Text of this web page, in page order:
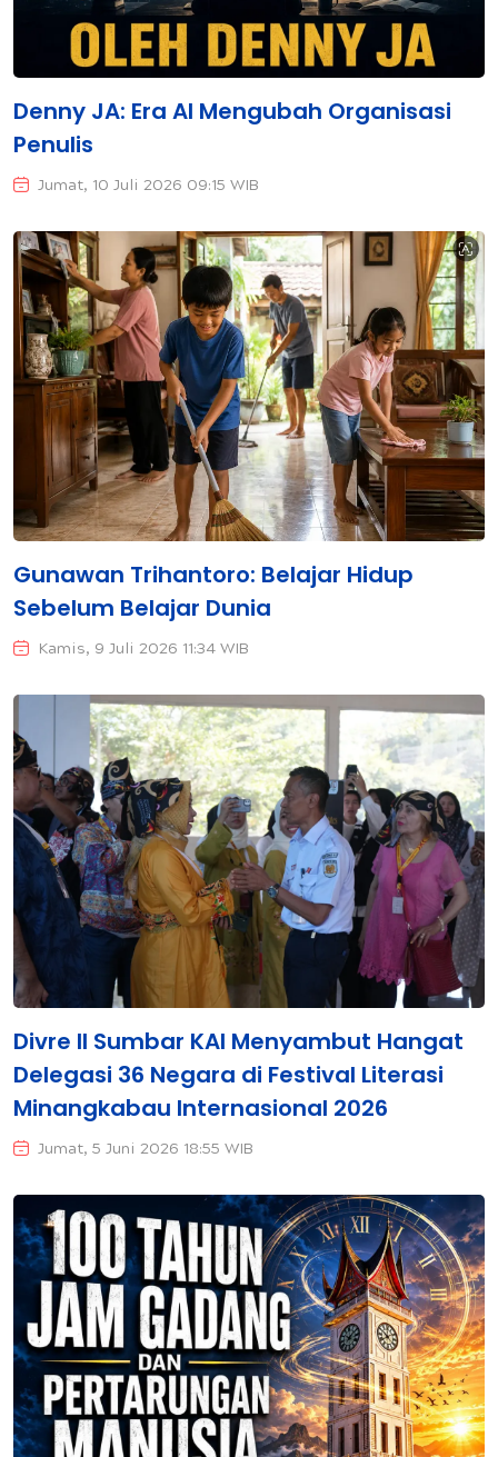
Denny JA: Era AI Mengubah Organisasi
Penulis
Jumat, 10 Juli 2026 09:15 WIB
Gunawan Trihantoro: Belajar Hidup
Sebelum Belajar Dunia
Kamis, 9 Juli 2026 11:34 WIB
Divre II Sumbar KAI Menyambut Hangat
Delegasi 36 Negara di Festival Literasi
Minangkabau Internasional 2026
Jumat, 5 Juni 2026 18:55 WIB